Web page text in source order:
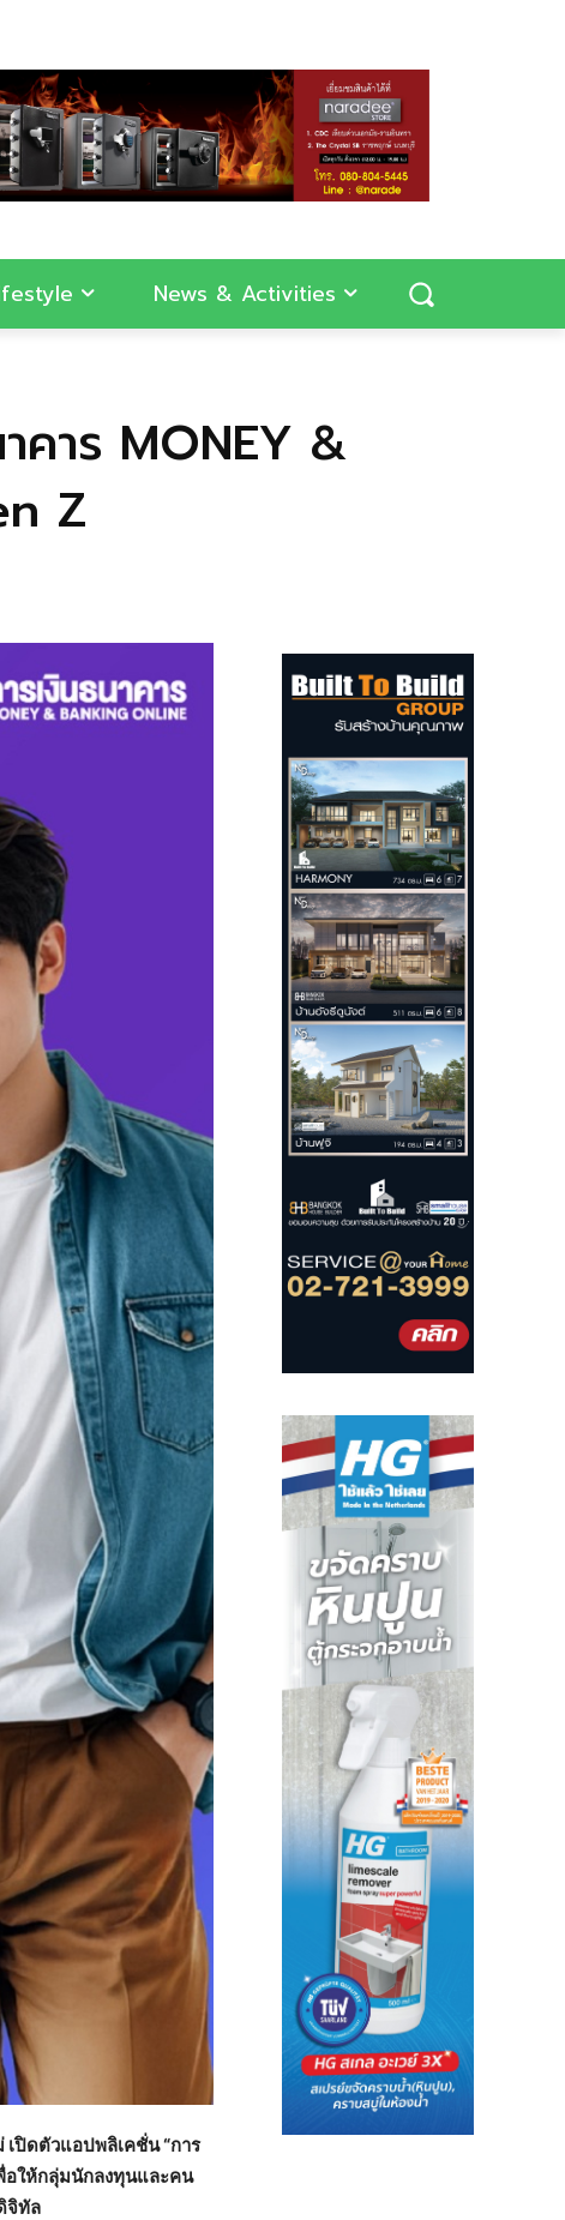
News & Activities
คาร MONEY &
Z
เปิดตัวแอปพลิเคชั่น “การ
อให้กลุ่มนักลงทุนและคน
จิทัล